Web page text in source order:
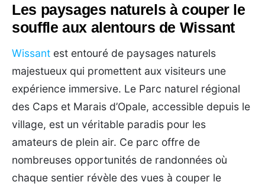
Les paysages naturels à couper le
souffle aux alentours de Wissant
Wissant est entouré de paysages naturels
majestueux qui promettent aux visiteurs une
expérience immersive. Le Parc naturel régional
des Caps et Marais d’Opale, accessible depuis le
village, est un véritable paradis pour les
amateurs de plein air. Ce parc offre de
nombreuses opportunités de randonnées où
chaque sentier révèle des vues à couper le